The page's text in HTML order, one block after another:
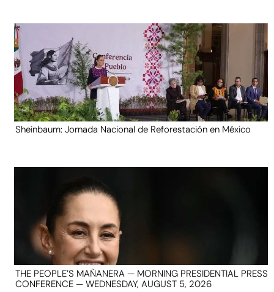
Sheinbaum: Jornada Nacional de Reforestación en México
THE PEOPLE’S MAÑANERA — MORNING PRESIDENTIAL PRESS
CONFERENCE — WEDNESDAY, AUGUST 5, 2026